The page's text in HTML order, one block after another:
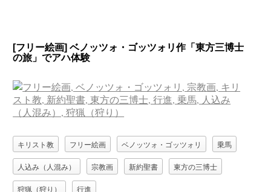
[フリー絵画] ベノッツォ・ゴッツォリ作「東方三博士
の旅」でアハ体験
キリスト教 フリー絵画 ベノッツォ・ゴッツォリ 乗馬
人込み（人混み） 宗教画 新約聖書 東方の三博士
狩猟（狩り） 行進